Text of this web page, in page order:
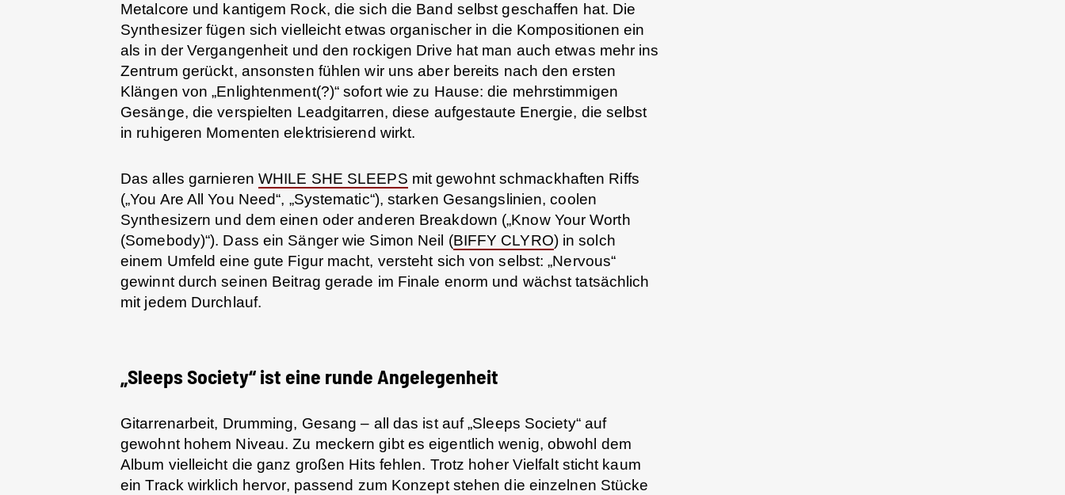
Metalcore und kantigem Rock, die sich die Band selbst geschaffen hat. Die
Synthesizer fügen sich vielleicht etwas organischer in die Kompositionen ein
als in der Vergangenheit und den rockigen Drive hat man auch etwas mehr ins
Zentrum gerückt, ansonsten fühlen wir uns aber bereits nach den ersten
Klängen von „Enlightenment(?)“ sofort wie zu Hause: die mehrstimmigen
Gesänge, die verspielten Leadgitarren, diese aufgestaute Energie, die selbst
in ruhigeren Momenten elektrisierend wirkt.
Das alles garnierenWHILE SHE SLEEPS mit gewohnt schmackhaften Riffs
(„You Are All You Need“, „Systematic“), starken Gesangslinien, coolen
Synthesizern und dem einen oder anderen Breakdown („Know Your Worth
(Somebody)“). Dass ein Sänger wie Simon Neil (BIFFY CLYRO) in solch
einem Umfeld eine gute Figur macht, versteht sich von selbst: „Nervous“
gewinnt durch seinen Beitrag gerade im Finale enorm und wächst tatsächlich
mit jedem Durchlauf.
„Sleeps Society“ ist eine runde Angelegenheit
Gitarrenarbeit, Drumming, Gesang – all das ist auf „Sleeps Society“ auf
gewohnt hohem Niveau. Zu meckern gibt es eigentlich wenig, obwohl dem
Album vielleicht die ganz großen Hits fehlen. Trotz hoher Vielfalt sticht kaum
ein Track wirklich hervor, passend zum Konzept stehen die einzelnen Stücke